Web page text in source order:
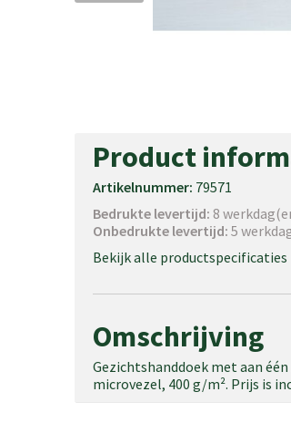
Product
Artikelnummer: 79571
Bedrukte levertijd: 8
Onbedrukte levertijd: 5
Bekijk alle productspecificaties
Omschrijving
Gezichtshanddoek met aan
microvezel, 400 g/m². Prijs is